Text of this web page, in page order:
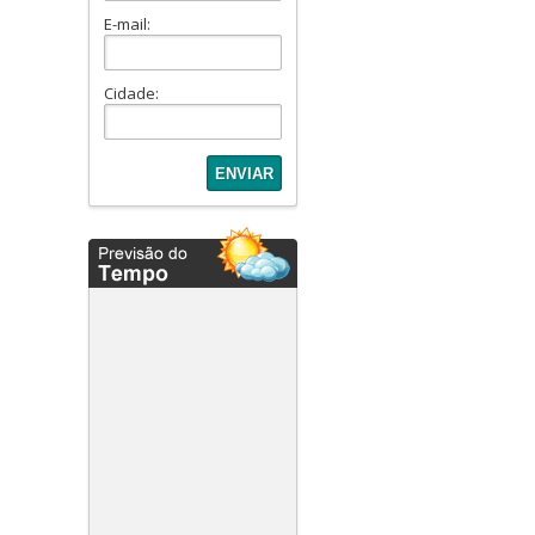
Condominio Mirante II (1)
Condomínio Nova Era (1)
Condominio Patrimonium
Condominio Porto Novo (1)
Condomínio Residencial
Condomínio Residencial
Passaredo. (2)
E-mail:
Cidade: